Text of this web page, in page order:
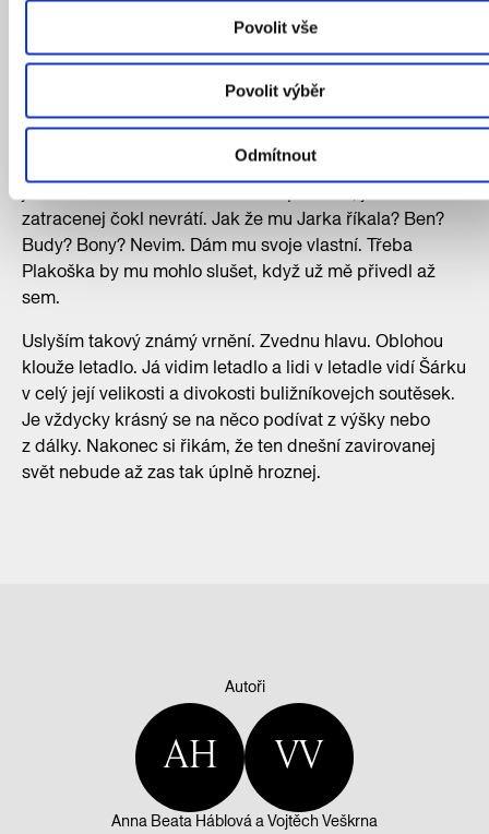
Povolit vše
Povolit výběr
Odmítnout
zabere jen asi dvě a půl vteřiny. Takže ne, Hradiště
a nálezy střepů a kostí, to je jen pár set let. Ale dotknout
se stopy živočicha, kterej tu byl před čtyřma nebo pěti
stovkama milionů let, to je… to je… Kam ten pes sakra
zmizel? Ohlížim se po něm, nějak jsem se zamyslel,
netrénovaný nohy strašlivě bolej. Řeknu si, že si tady
zatracenej čokl nevrátí. Jak že mu Jarka říkala? Ben?
Budy? Bony? Nevim. Dám mu svoje vlastní. Třeba
Plakoška by mu mohlo slušet, když už mě přivedl až
sem.
Uslyším takový známý vrnění. Zvednu hlavu. Oblohou
klouže letadlo. Já vidim letadlo a lidi v letadle vidí Šárku
v celý její velikosti a divokosti buližníkovejch soutěsek.
Je vždycky krásný se na něco podívat z výšky nebo
z dálky. Nakonec si řikám, že ten dnešní zavirovanej
svět nebude až zas tak úplně hroznej.
Autoři
AH VV
Anna Beata HáblováaVojtěch Veškrna